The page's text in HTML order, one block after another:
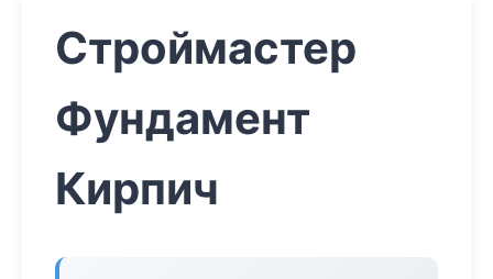
Строймастер
Фундамент
Кирпич